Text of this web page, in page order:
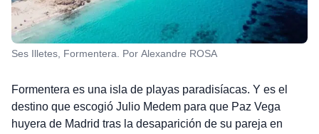
Ses Illetes, Formentera. Por Alexandre ROSA
Formentera es una isla de playas paradisíacas. Y es el
destino que escogió Julio Medem para que Paz Vega
huyera de Madrid tras la desaparición de su pareja en